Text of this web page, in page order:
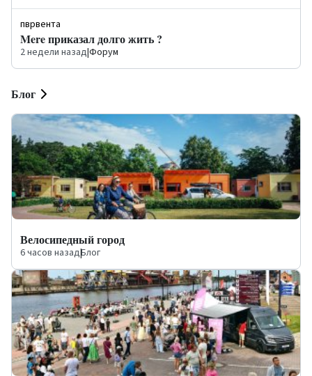
пврвента
Mere приказал долго жить ?
2 недели назад|Форум
Блог
Велосипедный город
6 часов назад|Блог